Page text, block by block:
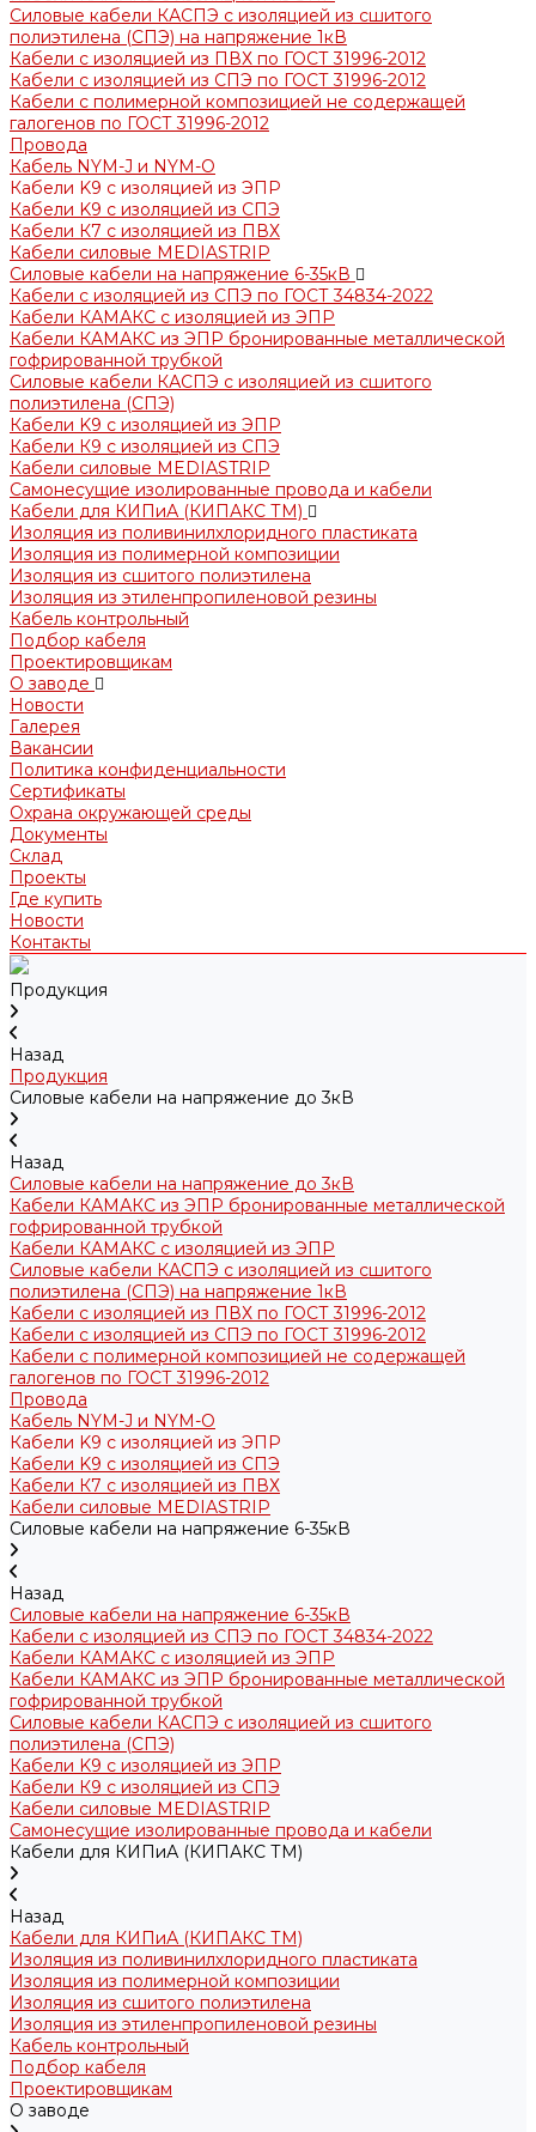
Силовые кабели КАСПЭ с изоляцией из сшитого
полиэтилена (СПЭ) на напряжение 1кВ
Кабели с изоляцией из ПВХ по ГОСТ 31996-2012
Кабели с изоляцией из СПЭ по ГОСТ 31996-2012
Кабели с полимерной композицией не содержащей
галогенов по ГОСТ 31996-2012
Провода
Кабель NYM-J и NYM-O
Кабели K9 с изоляцией из ЭПР
Кабели K9 с изоляцией из СПЭ
Кабели К7 с изоляцией из ПВХ
Кабели силовые MEDIASTRIP
Силовые кабели на напряжение 6-35кВ
Кабели с изоляцией из СПЭ по ГОСТ 34834-2022
Кабели КАМАКС с изоляцией из ЭПР
Кабели КАМАКС из ЭПР бронированные металлической
гофрированной трубкой
Силовые кабели КАСПЭ с изоляцией из сшитого
полиэтилена (СПЭ)
Кабели K9 с изоляцией из ЭПР
Кабели К9 с изоляцией из СПЭ
Кабели силовые MEDIASTRIP
Самонесущие изолированные провода и кабели
Кабели для КИПиА (КИПАКС ТМ)
Изоляция из поливинилхлоридного пластиката
Изоляция из полимерной композиции
Изоляция из сшитого полиэтилена
Изоляция из этиленпропиленовой резины
Кабель контрольный
Подбор кабеля
Проектировщикам
О заводе
Новости
Галерея
Вакансии
Политика конфиденциальности
Сертификаты
Охрана окружающей среды
Документы
Склад
Проекты
Где купить
Новости
Контакты
Продукция
Назад
Продукция
Силовые кабели на напряжение до 3кВ
Назад
Силовые кабели на напряжение до 3кВ
Кабели КАМАКС из ЭПР бронированные металлической
гофрированной трубкой
Кабели КАМАКС с изоляцией из ЭПР
Силовые кабели КАСПЭ с изоляцией из сшитого
полиэтилена (СПЭ) на напряжение 1кВ
Кабели с изоляцией из ПВХ по ГОСТ 31996-2012
Кабели с изоляцией из СПЭ по ГОСТ 31996-2012
Кабели с полимерной композицией не содержащей
галогенов по ГОСТ 31996-2012
Провода
Кабель NYM-J и NYM-O
Кабели K9 с изоляцией из ЭПР
Кабели K9 с изоляцией из СПЭ
Кабели К7 с изоляцией из ПВХ
Кабели силовые MEDIASTRIP
Силовые кабели на напряжение 6-35кВ
Назад
Силовые кабели на напряжение 6-35кВ
Кабели с изоляцией из СПЭ по ГОСТ 34834-2022
Кабели КАМАКС с изоляцией из ЭПР
Кабели КАМАКС из ЭПР бронированные металлической
гофрированной трубкой
Силовые кабели КАСПЭ с изоляцией из сшитого
полиэтилена (СПЭ)
Кабели K9 с изоляцией из ЭПР
Кабели К9 с изоляцией из СПЭ
Кабели силовые MEDIASTRIP
Самонесущие изолированные провода и кабели
Кабели для КИПиА (КИПАКС ТМ)
Назад
Кабели для КИПиА (КИПАКС ТМ)
Изоляция из поливинилхлоридного пластиката
Изоляция из полимерной композиции
Изоляция из сшитого полиэтилена
Изоляция из этиленпропиленовой резины
Кабель контрольный
Подбор кабеля
Проектировщикам
О заводе